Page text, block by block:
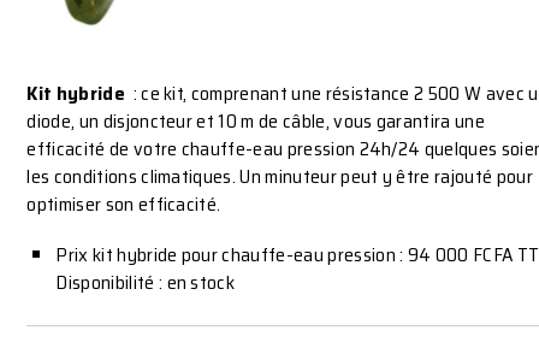
Kit hybride : ce kit, comprenant une résistance 2 500 W avec
diode, un disjoncteur et 10 m de câble, vous garantira une
efficacité de votre chauffe-eau pression 24h/24 quelques
les conditions climatiques. Un minuteur peut y être rajouté pour
optimiser son efficacité.
Prix kit hybride pour chauffe-eau pression : 94 000 FCFA
Disponibilité : en stock